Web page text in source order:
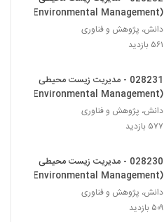
028238 - سیستم های مهندسی شده پیچیده
028240 - سیستم های مهندسی شده پیچیده
028241 - سیستم های مهندسی شده پیچیده
(Environmental Management)
دانش، پژوهش و فناوری
۵۶۱ بازدید
028231 - مدیریت زیست محیطی
(Environmental Management)
دانش، پژوهش و فناوری
۵۷۷ بازدید
028230 - مدیریت زیست محیطی
(Environmental Management)
دانش، پژوهش و فناوری
۵۰۹ بازدید